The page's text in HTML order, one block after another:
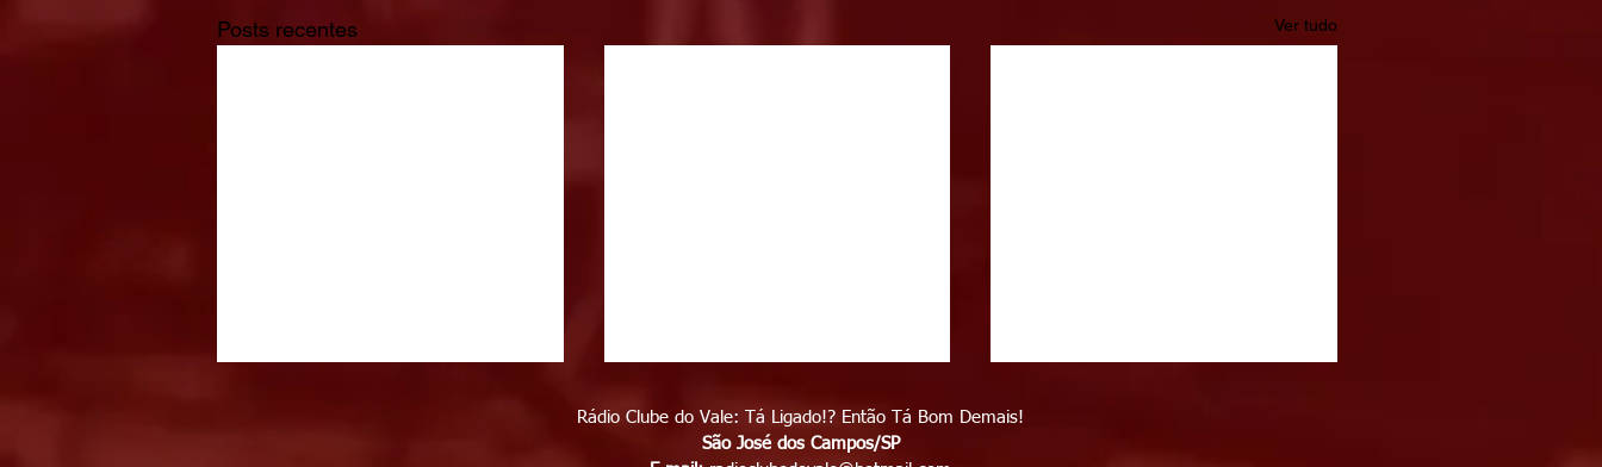
Posts recentes Ver tudo
Rádio Clube do Vale: Tá Ligado!? Então Tá Bom Demais!
São José dos Campos/SP